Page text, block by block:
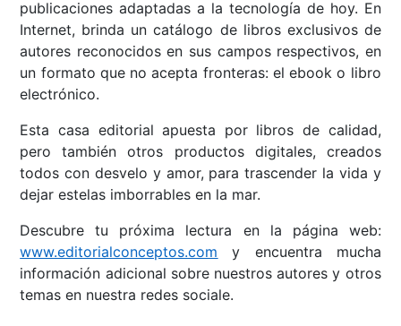
publicaciones adaptadas a la tecnología de hoy. En
Internet, brinda un catálogo de libros exclusivos de
autores reconocidos en sus campos respectivos, en
un formato que no acepta fronteras: el ebook o libro
electrónico.
Esta casa editorial apuesta por libros de calidad,
pero también otros productos digitales, creados
todos con desvelo y amor, para trascender la vida y
dejar estelas imborrables en la mar.
Descubre tu próxima lectura en la página web:
www.editorialconceptos.com y encuentra mucha
información adicional sobre nuestros autores y otros
temas en nuestra redes sociale.